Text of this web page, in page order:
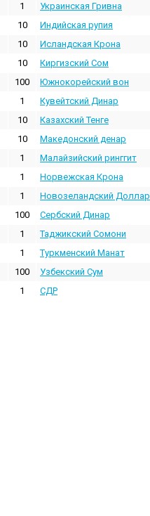
1 Украинская Гривна
10 Индийская pупия
10 Исландская Крона
10 Киргизский Сом
100 Южнокорейский вон
1 Кувейтский Динар
10 Казахский Тенге
10 Македонский денар
1 Малайзийский ринггит
1 Норвежская Крона
1 Новозеландский Доллар
100 Сербский Динар
1 Таджикский Сомони
1 Туркменский Манат
100 Узбекский Сум
1 СДР